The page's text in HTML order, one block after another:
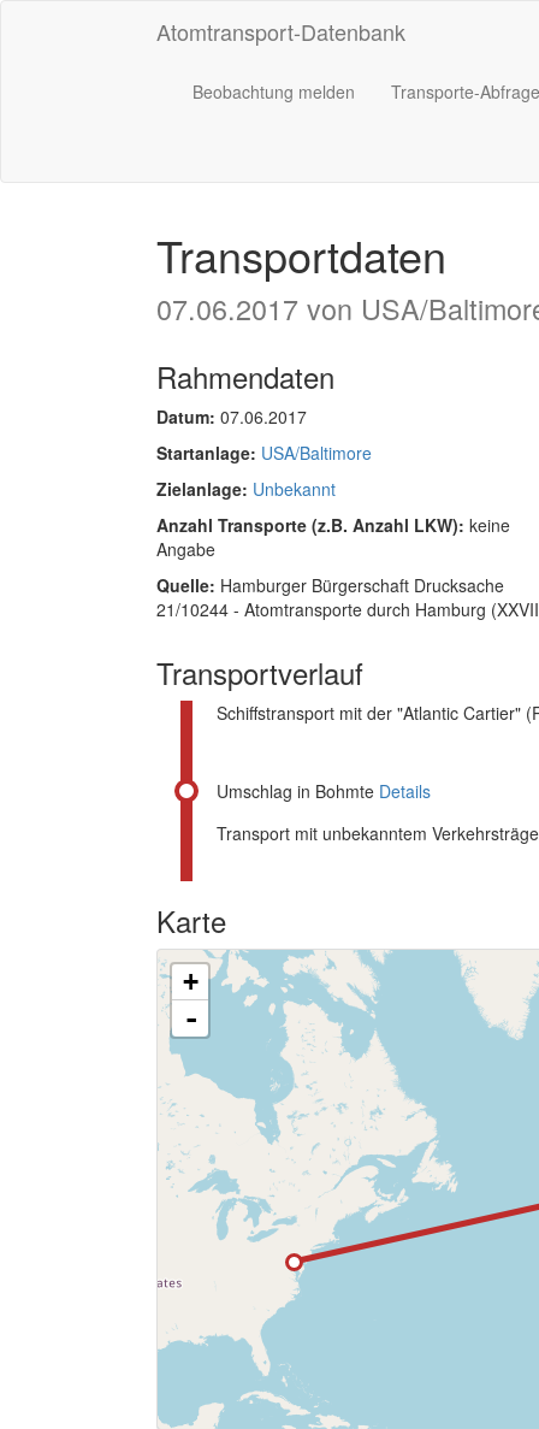
Atomtransport-Datenbank
Beobachtung melden Transporte-Abfrage
Transportdaten
07.06.2017 von USA/
Rahmendaten
Datum: 07.06.2017
Startanlage: USA/Baltimore
Zielanlage: Unbekannt
Anzahl Transporte (z.B. Anzahl LKW): keine
Angabe
Quelle: Hamburger Bürgerschaft Drucksache
21/10244 - Atomtransporte durch Hamburg
Transportverlauf
Schiffstransport mit der "Atlantic Cartier"
Umschlag in Bohmte Details
Transport mit unbekanntem
Karte
+
-